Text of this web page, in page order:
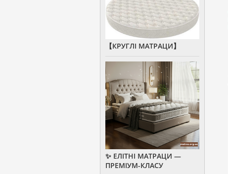
【КРУГЛІ МАТРАЦИ】
✨ ЕЛІТНІ МАТРАЦИ —
ПРЕМІУМ-КЛАСУ